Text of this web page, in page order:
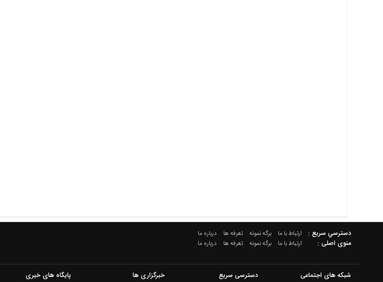
دسترسي سريع : ارتباط با ما برگه نمونه تعرفه ها درباره ما
منوی اصلی : ارتباط با ما برگه نمونه تعرفه ها درباره ما
شبکه های اجتماعی دسترسی سریع خبرگزاری ها پایگاه های خبری